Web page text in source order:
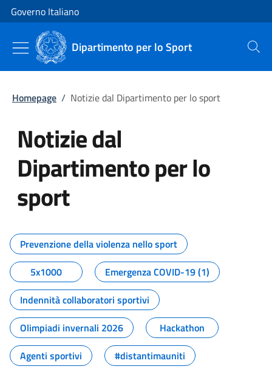
Vai al contenuto
Vai alla navigazione del sito
Governo Italiano
Dipartimento per lo Sport Cerca
Homepage / Notizie dal Dipartimento per lo sport
Notizie dal
Dipartimento per lo
sport
Tutti i contenuti della pagina
Prevenzione della violenza nello sport
5x1000
Emergenza COVID-19 (1)
Indennità collaboratori sportivi
Olimpiadi invernali 2026
Hackathon
Agenti sportivi
#distantimauniti